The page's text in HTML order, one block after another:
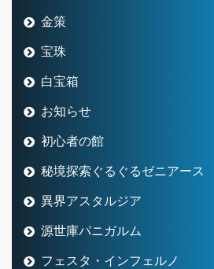
金策
宝珠
白宝箱
お知らせ
初心者の館
秘境探索ぐるぐるゼニアース
異界アスタルジア
源世庫パニガルム
フェスタ・インフェルノ